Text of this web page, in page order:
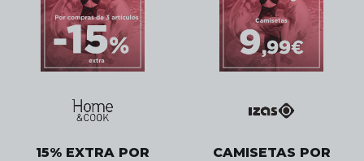
15% EXTRA POR
CAMISETAS POR